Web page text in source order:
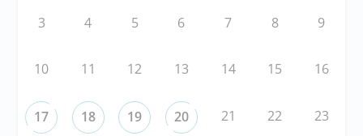
3 4 5 6 7 8 9
10 11 12 13 14 15 16
17 18 19 20 21 22 23